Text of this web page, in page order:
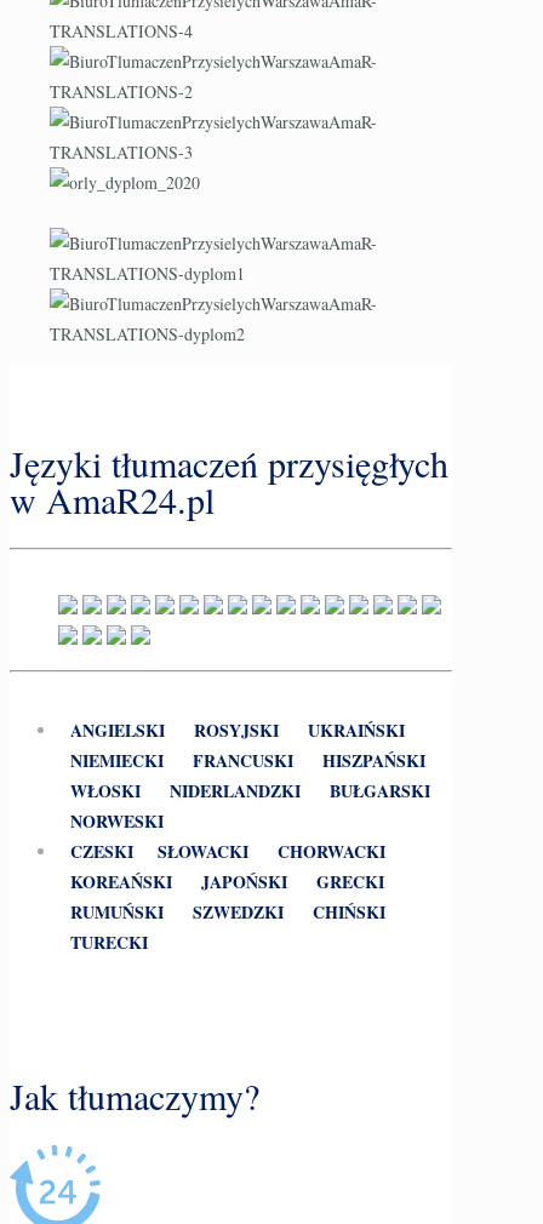
Języki tłumaczeń przysięgłych
w AmaR24.pl
ANGIELSKI ROSYJSKI
UKRAIŃSKI
NIEMIECKI
FRANCUSKI
HISZPAŃSKI
WŁOSKI
NIDERLANDZKI
BUŁGARSKI
NORWESKI
CZESKI
SŁOWACKI
CHORWACKI
KOREAŃSKI
JAPOŃSKI
GRECKI
RUMUŃSKI
SZWEDZKI
CHIŃSKI
TURECKI
Jak tłumaczymy?